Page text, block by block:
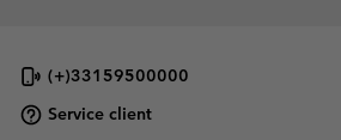
(+)33159500000
Service client